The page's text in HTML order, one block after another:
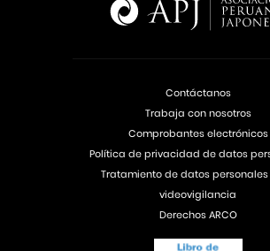
Contáctanos
Trabaja con nosotros
Comprobantes electrónicos
Política de privacidad de datos
Tratamiento de datos
videovigilancia
Derechos ARCO